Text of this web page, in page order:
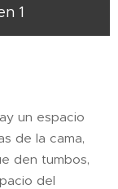
1
un espacio
de la cama,
den tumbos,
del